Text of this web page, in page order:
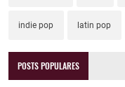
indie pop latin pop
POSTS POPULARES